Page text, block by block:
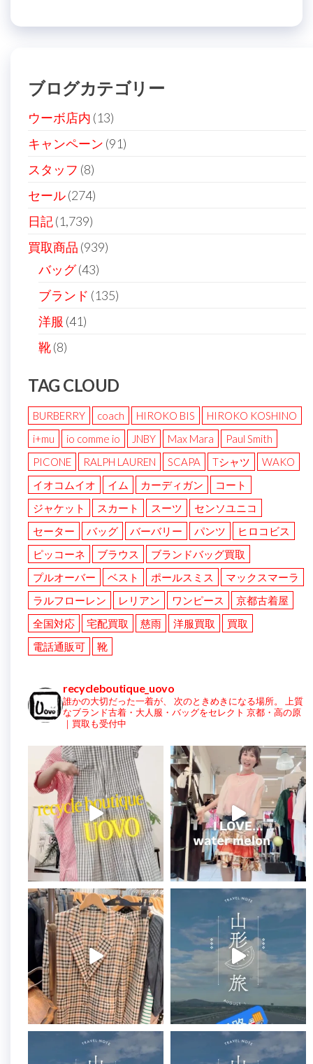
ビ
シ
ョ
ン
ブログカテゴリー
ウーボ店内 (13)
キャンペーン (91)
スタッフ (8)
セール(274)
日記(1,739)
買取商品 (939)
バッグ(43)
ブランド (135)
洋服 (41)
靴(8)
TAG CLOUD
BURBERRY coach HIROKO BIS
HIROKO KOSHINO
i+mu
io comme io JNBY Max Mara
Paul Smith
PICONE
RALPH LAUREN SCAPA Tシャツ
WAKO
イオコムイオ
イム カーディガン
コート
ジャケット
スカート スーツ
センソユニコ
セーター
バッグ バーバリー パンツ
ヒロコビス
ピッコーネ
ブラウス
ブランドバッグ買取
プルオーバー
ベスト ポールスミス
マックスマーラ
ラルフローレン
レリアン ワンピース
京都古着屋
全国対応
宅配買取 慈雨 洋服買取
買取
電話通販可
靴
recycleboutique_uovo
誰かの大切だった一着が、 次のときめきになる場所。
上質
なブランド古着・大人服・バッグをセレクト 京都・高の原
｜買取も受付中